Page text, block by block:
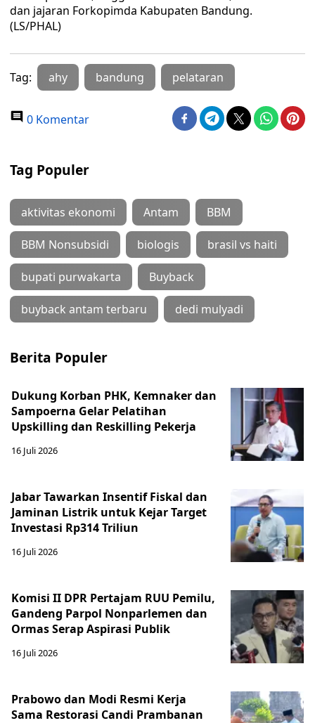
dan jajaran Forkopimda Kabupaten Bandung.
(LS/PHAL)
Tag: ahy bandung pelataran
0 Komentar
Tag Populer
aktivitas ekonomi Antam BBM
BBM Nonsubsidi biologis brasil vs haiti
bupati purwakarta Buyback
buyback antam terbaru dedi mulyadi
Berita Populer
Dukung Korban PHK, Kemnaker dan
Sampoerna Gelar Pelatihan
Upskilling dan Reskilling Pekerja
16 Juli 2026
Jabar Tawarkan Insentif Fiskal dan
Jaminan Listrik untuk Kejar Target
Investasi Rp314 Triliun
16 Juli 2026
Komisi II DPR Pertajam RUU Pemilu,
Gandeng Parpol Nonparlemen dan
Ormas Serap Aspirasi Publik
16 Juli 2026
Prabowo dan Modi Resmi Kerja
Sama Restorasi Candi Prambanan